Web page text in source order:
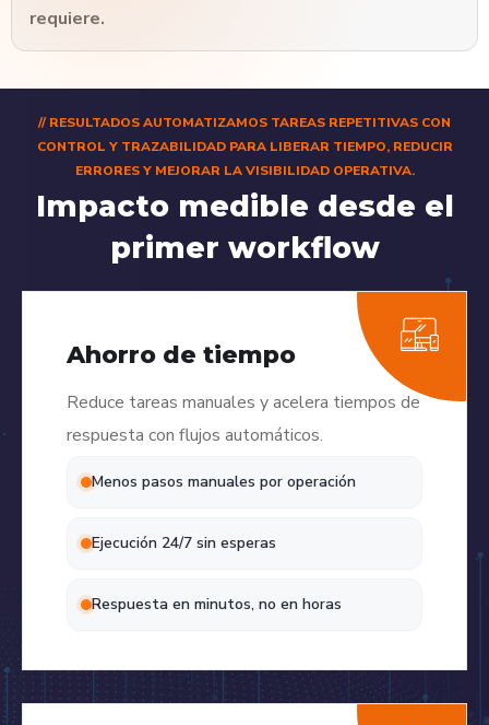
requiere.
// RESULTADOSAUTOMATIZAMOS TAREAS REPETITIVAS CON
CONTROL Y TRAZABILIDAD PARA LIBERAR TIEMPO, REDUCIR
ERRORES Y MEJORAR LA VISIBILIDAD OPERATIVA.
Impacto medible desde el
primer workflow
Ahorro de tiempo
Reduce tareas manuales y acelera tiempos de
respuesta con flujos automáticos.
Menos pasos manuales por operación
Ejecución 24/7 sin esperas
Respuesta en minutos, no en horas